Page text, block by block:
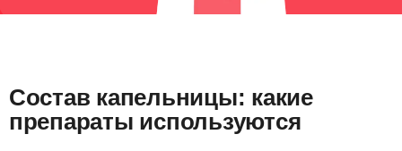
Состав капельницы: какие
препараты используются